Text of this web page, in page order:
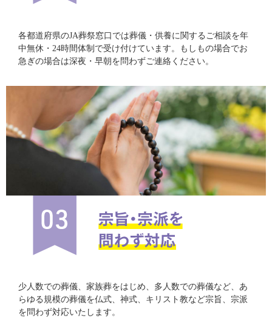
各都道府県のJA葬祭窓口では葬儀・供養に関するご相談を年
中無休・24時間体制で受け付けています。もしもの場合でお
急ぎの場合は深夜・早朝を問わずご連絡ください。
少人数での葬儀、家族葬をはじめ、多人数での葬儀など、あ
らゆる規模の葬儀を仏式、神式、キリスト教など宗旨、宗派
を問わず対応いたします。